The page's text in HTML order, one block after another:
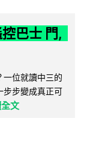
巴士 門,
一位就讀中三的
步步變成真正可
文